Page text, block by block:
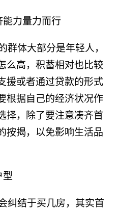
能力量力而行
群体大部分是年轻人，
么高，积蓄相对也比较
援或者通过贷款的形式
根据自己的经济状况作
择，除了要注意凑齐首
按揭，以免影响生活品
型
纠结于买几房，其实首